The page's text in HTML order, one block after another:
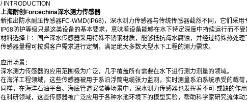
/ INTRODUCTION
上海耐创Forcechina深水测力传感器
新推出防水耐压传感器FC-WMD(IP68)，深水测力传感器与传统传感器截然不同，它们采用
IP68防护等级只是这类设备的基本要求，意味着设备能够在水下特定深度中持续运行而不受
材料选择上：国产深水传感器采用特殊不锈钢材质，能够抵抗海水腐蚀，并经过特殊热处理
传感器量程可按照客户需求进行定制，满足绝大多数大型水下工程的测力需求。
应用场景：
深水测力传感器的应用范围极为广泛，几乎覆盖所有需要在水下进行测力测量的领域。
在海洋工程领域，这些传感器被用于系泊浮筒电缆张力监测，实时测量系泊系统承受的载荷
同样，在海洋石油平台、海底管道安装等场景中，深水测力传感器也发挥着不可·或缺的作用
在科研领域，这些传感器被广泛应用于各种水池环境下的模型实验，帮助科学家研究流体